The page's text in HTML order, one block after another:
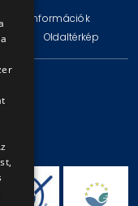
információk
Oldaltérkép